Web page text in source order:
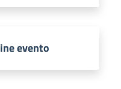
evento